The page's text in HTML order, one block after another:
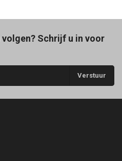
Schrijf u in voor
Verstuur